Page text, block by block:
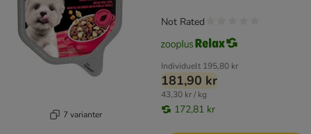
7 varianter
Individuelt 195,80 kr
181,90 kr
43,30 kr / kg
172,81 kr
Not Rated